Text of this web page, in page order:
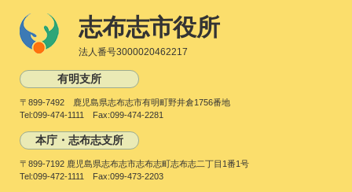
志布志市役所
法人番号3000020462217
有明支所
〒899-7492 鹿児島県志布志市有明町野井倉1756番地
Tel:099-474-1111 Fax:099-474-2281
本庁・志布志支所
〒899-7192 鹿児島県志布志市志布志町志布志二丁目1番1号
Tel:099-472-1111 Fax:099-473-2203